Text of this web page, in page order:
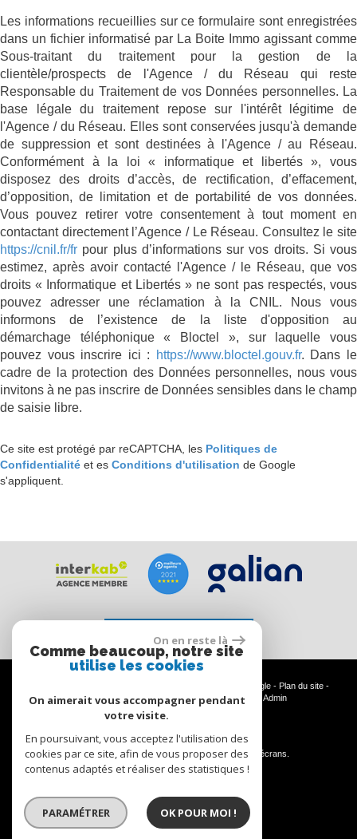
Les informations recueillies sur ce formulaire sont enregistrées
dans un fichier informatisé par La Boite Immo agissant comme
Sous-traitant du traitement pour la gestion de la
clientèle/prospects de l'Agence / du Réseau qui reste
Responsable du Traitement de vos Données personnelles. La
base légale du traitement repose sur l'intérêt légitime de
l'Agence / du Réseau. Elles sont conservées jusqu'à demande
de suppression et sont destinées à l'Agence / au Réseau.
Conformément à la loi « informatique et libertés », vous
disposez des droits d’accès, de rectification, d’effacement,
d’opposition, de limitation et de portabilité de vos données.
Vous pouvez retirer votre consentement à tout moment en
contactant directement l’Agence / Le Réseau. Consultez le site
https://cnil.fr/fr pour plus d’informations sur vos droits. Si vous
estimez, après avoir contacté l'Agence / le Réseau, que vos
droits « Informatique et Libertés » ne sont pas respectés, vous
pouvez adresser une réclamation à la CNIL. Nous vous
informons de l’existence de la liste d'opposition au
démarchage téléphonique « Bloctel », sur laquelle vous
pouvez vous inscrire ici :
https://www.bloctel.gouv.fr. Dans le
cadre de la protection des Données personnelles, nous vous
invitons à ne pas inscrire de Données sensibles dans le champ
de saisie libre.
Ce site est protégé par reCAPTCHA, les Politiques de
Confidentialité et es Conditions d'utilisation de Google
s'appliquent.
Espace propriétaire
© 2026 | Tous droits réservés | Traduction powered by Google - Plan du site-
Mentions légales-Nos honoraires-Partenaires Admin
Site internet compatible multi-supports,
un seul site adaptable à tous les types d'écrans.
On en reste là
Comme beaucoup, notre site
utilise les cookies
On aimerait vous accompagner pendant
votre visite.
En poursuivant, vous acceptez l'utilisation des
cookies par ce site, afin de vous proposer des
contenus adaptés et réaliser des statistiques !
PARAMÉTRER OK POUR MOI !